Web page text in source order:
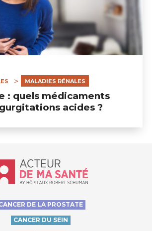
MALADIES RÉNALES
: quels médicaments
acides ?
- Acteur de ma santé, by
DE LA PROSTATE
CANCER DU SEIN